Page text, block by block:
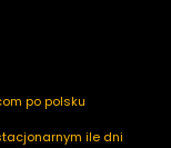
po polsku
ile dni